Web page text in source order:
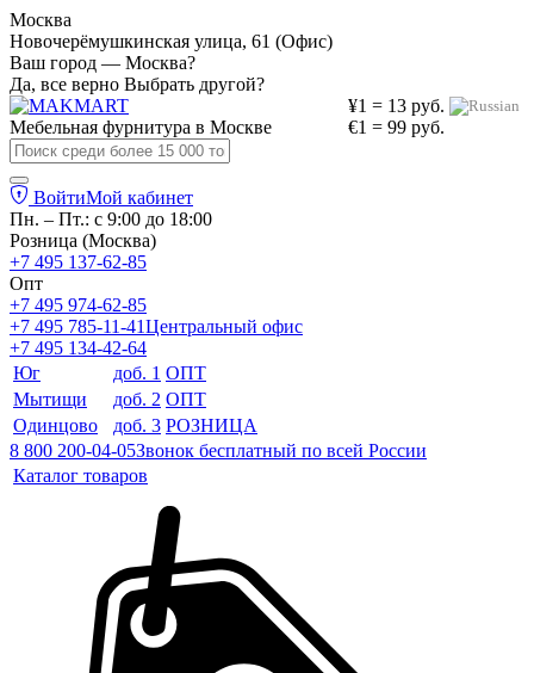
Москва
Новочерёмушкинская улица, 61 (Офис)
Ваш город — Москва?
Да, все верно Выбрать другой?
¥1 = 13 руб.
€1 = 99 руб.
Мебельная фурнитура в Москве
ВойтиМой кабинет
Пн. – Пт.: с 9:00 до 18:00
Розница (Москва)
+7 495 137-62-85
Опт
+7 495 974-62-85
+7 495 785-11-41Центральный офис
+7 495 134-42-64
Юг
доб. 1 ОПТ
Мытищи
доб. 2 ОПТ
Одинцово
доб. 3 РОЗНИЦА
8 800 200-04-05Звонок бесплатный по всей России
Каталог товаров